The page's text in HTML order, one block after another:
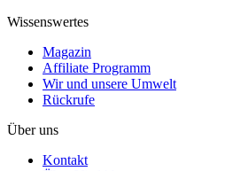
Wissenswertes
Magazin
Affiliate Programm
Wir und unsere Umwelt
Rückrufe
Über uns
Kontakt